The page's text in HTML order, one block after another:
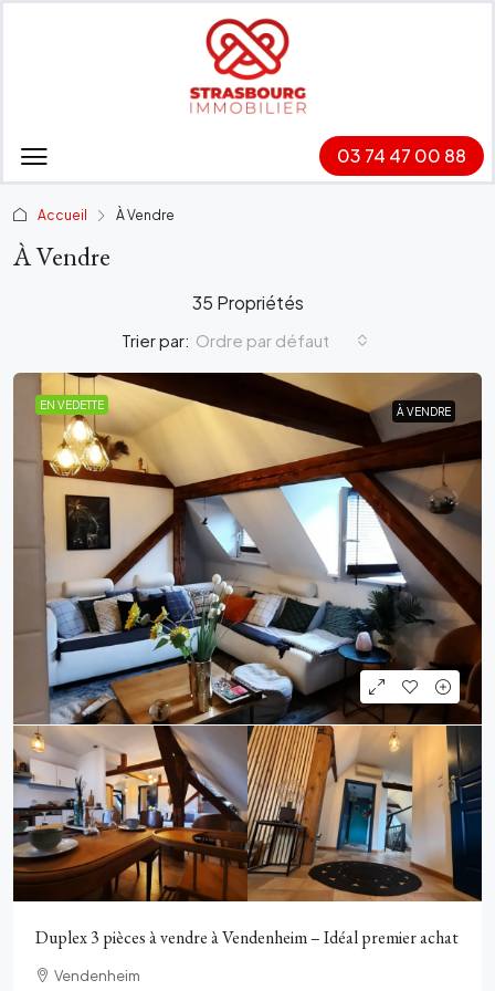
03 74 47 00 88
Accueil À Vendre
À Vendre
35 Propriétés
Trier par: Ordre par défaut
EN VEDETTE À VENDRE
À VENDRE
Duplex 3 pièces à vendre à Vendenheim – Idéal premier achat
Vendenheim